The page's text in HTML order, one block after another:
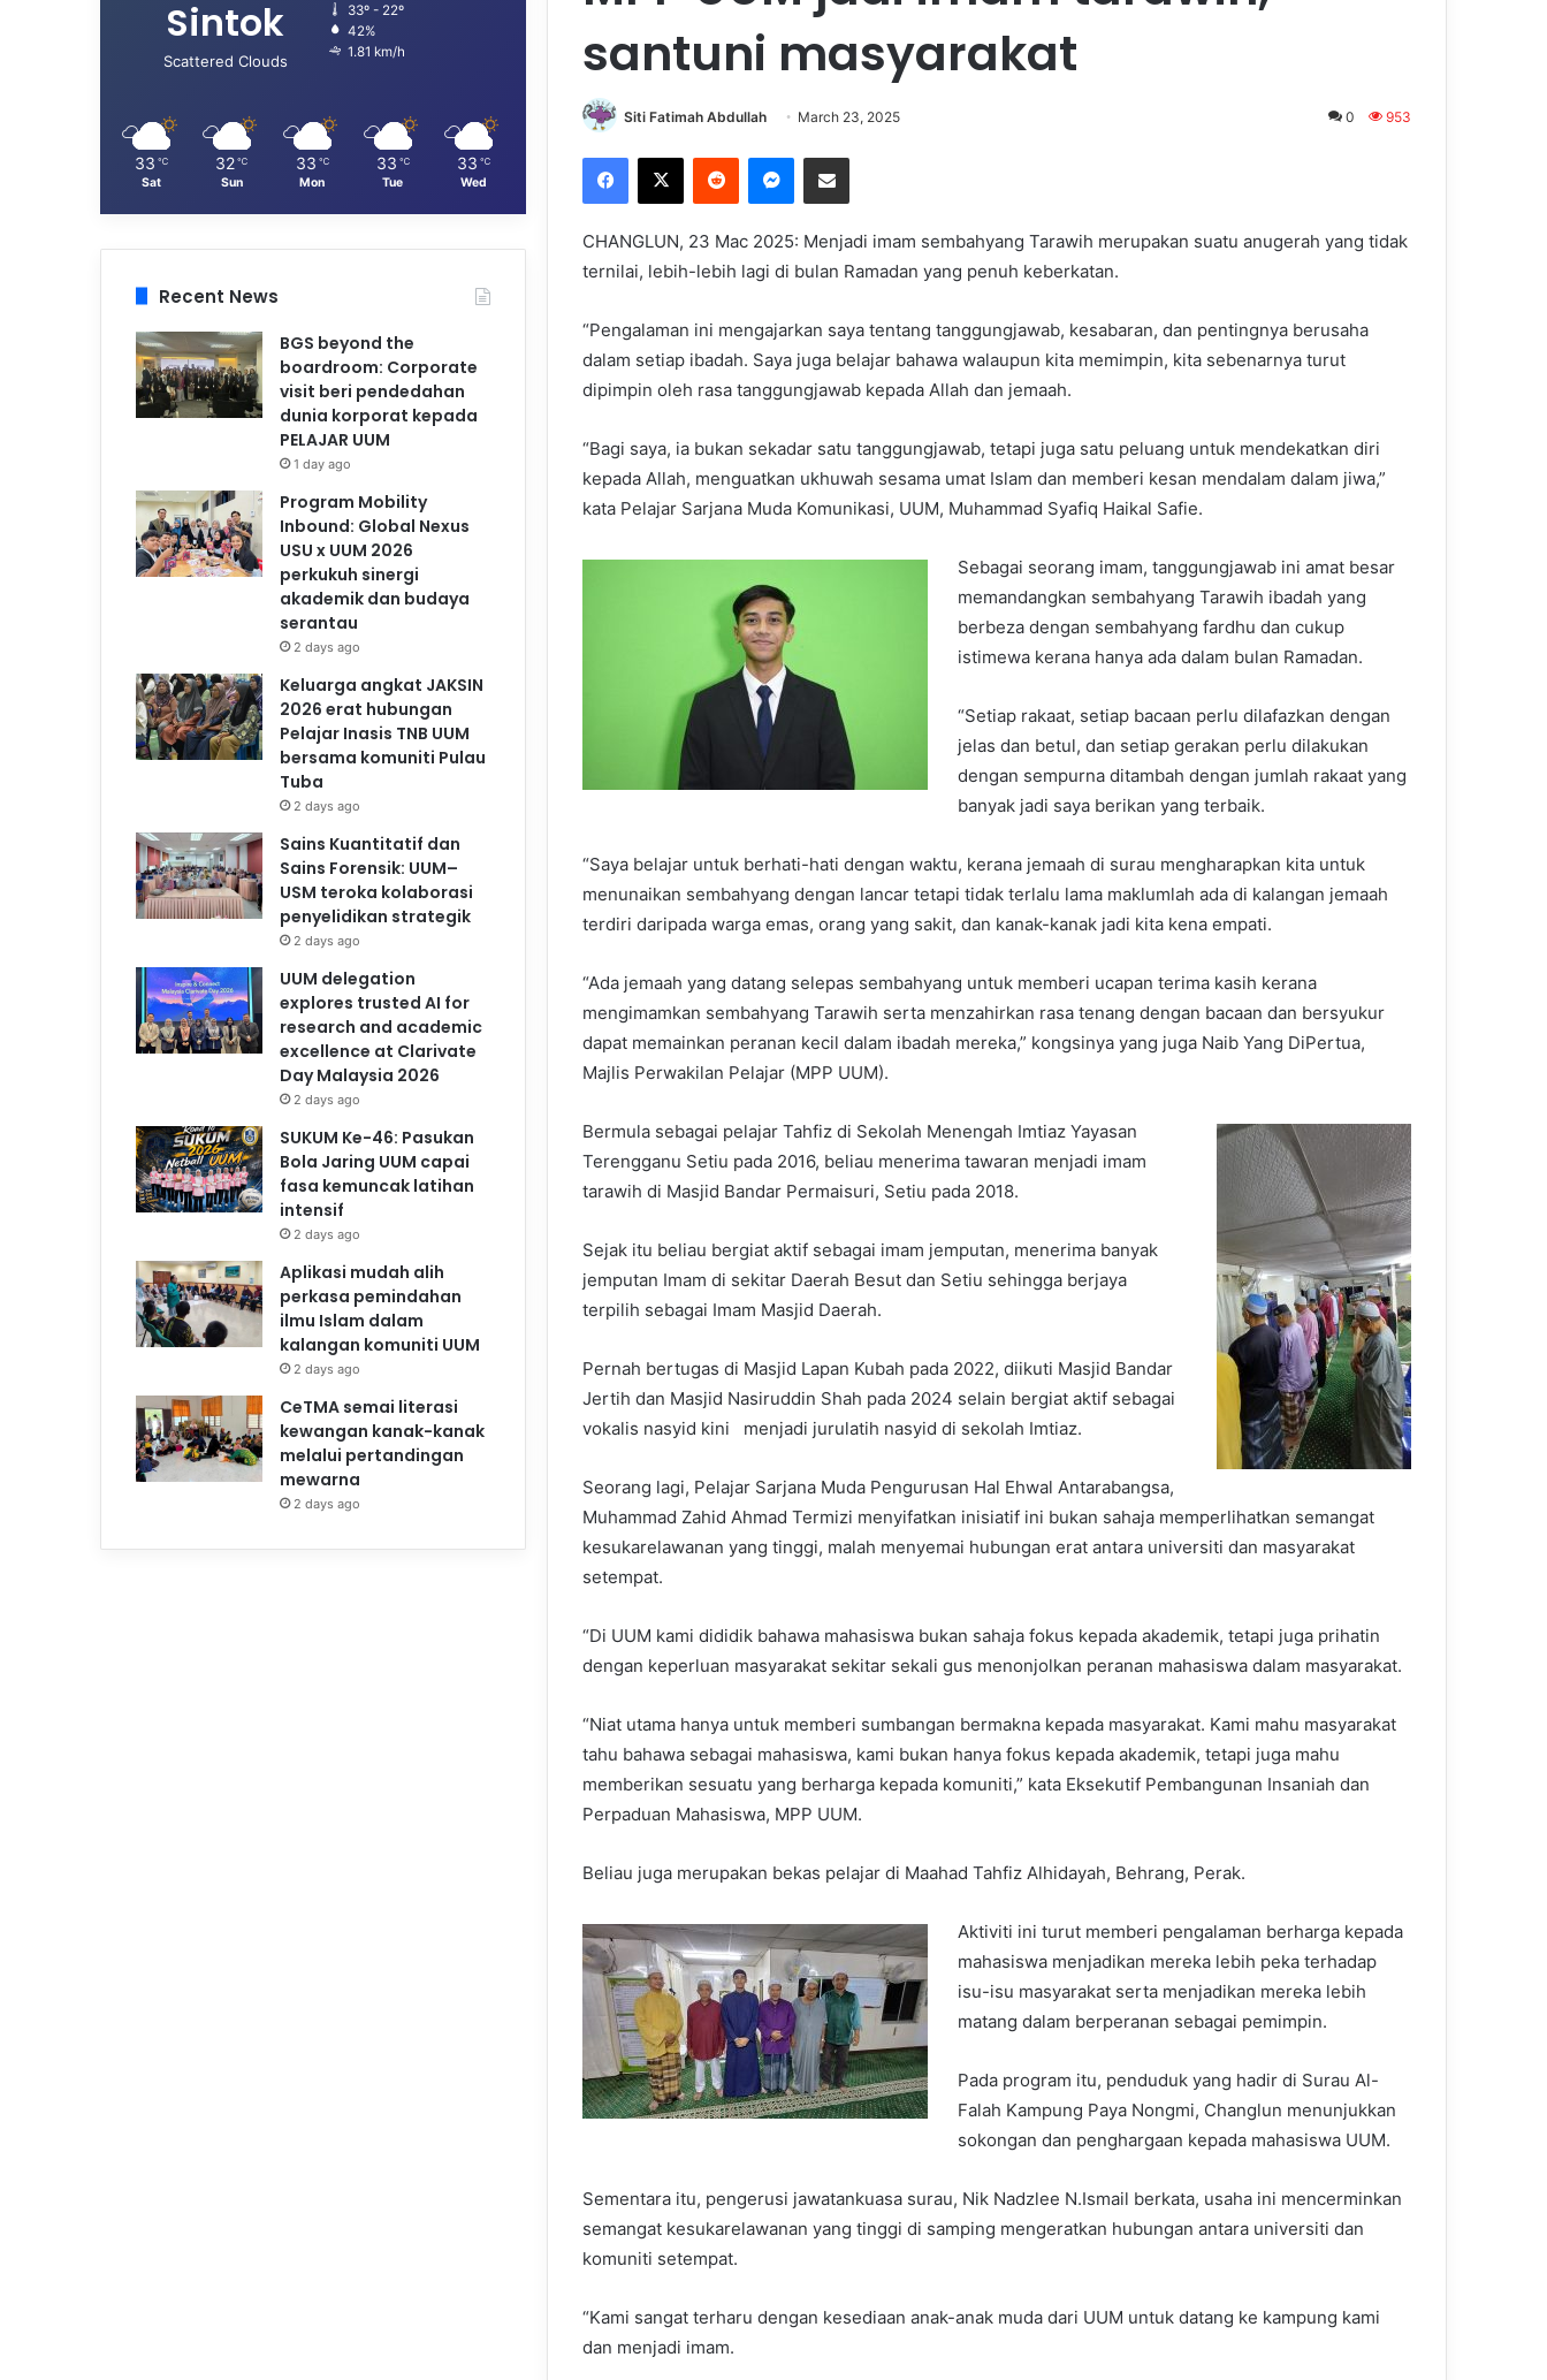
santuni masyarakat
Siti Fatimah Abdullah March 23, 2025 0 953
CHANGLUN, 23 Mac 2025: Menjadi imam sembahyang Tarawih merupakan suatu anugerah yang tidak
ternilai, lebih-lebih lagi di bulan Ramadan yang penuh keberkatan.
“Pengalaman ini mengajarkan saya tentang tanggungjawab, kesabaran, dan pentingnya berusaha
dalam setiap ibadah. Saya juga belajar bahawa walaupun kita memimpin, kita sebenarnya turut
dipimpin oleh rasa tanggungjawab kepada Allah dan jemaah.
“Bagi saya, ia bukan sekadar satu tanggungjawab, tetapi juga satu peluang untuk mendekatkan diri
kepada Allah, menguatkan ukhuwah sesama umat Islam dan memberi kesan mendalam dalam jiwa,”
kata Pelajar Sarjana Muda Komunikasi, UUM, Muhammad Syafiq Haikal Safie.
Sebagai seorang imam, tanggungjawab ini amat besar
memandangkan sembahyang Tarawih ibadah yang
berbeza dengan sembahyang fardhu dan cukup
istimewa kerana hanya ada dalam bulan Ramadan.
“Setiap rakaat, setiap bacaan perlu dilafazkan dengan
jelas dan betul, dan setiap gerakan perlu dilakukan
dengan sempurna ditambah dengan jumlah rakaat yang
banyak jadi saya berikan yang terbaik.
“Saya belajar untuk berhati-hati dengan waktu, kerana jemaah di surau mengharapkan kita untuk
menunaikan sembahyang dengan lancar tetapi tidak terlalu lama maklumlah ada di kalangan jemaah
terdiri daripada warga emas, orang yang sakit, dan kanak-kanak jadi kita kena empati.
“Ada jemaah yang datang selepas sembahyang untuk memberi ucapan terima kasih kerana
mengimamkan sembahyang Tarawih serta menzahirkan rasa tenang dengan bacaan dan bersyukur
dapat memainkan peranan kecil dalam ibadah mereka,” kongsinya yang juga Naib Yang DiPertua,
Majlis Perwakilan Pelajar (MPP UUM).
Bermula sebagai pelajar Tahfiz di Sekolah Menengah Imtiaz Yayasan
Terengganu Setiu pada 2016, beliau menerima tawaran menjadi imam
tarawih di Masjid Bandar Permaisuri, Setiu pada 2018.
Sejak itu beliau bergiat aktif sebagai imam jemputan, menerima banyak
jemputan Imam di sekitar Daerah Besut dan Setiu sehingga berjaya
terpilih sebagai Imam Masjid Daerah.
Pernah bertugas di Masjid Lapan Kubah pada 2022, diikuti Masjid Bandar
Jertih dan Masjid Nasiruddin Shah pada 2024 selain bergiat aktif sebagai
vokalis nasyid kini menjadi jurulatih nasyid di sekolah Imtiaz.
Seorang lagi, Pelajar Sarjana Muda Pengurusan Hal Ehwal Antarabangsa,
Muhammad Zahid Ahmad Termizi menyifatkan inisiatif ini bukan sahaja memperlihatkan semangat
kesukarelawanan yang tinggi, malah menyemai hubungan erat antara universiti dan masyarakat
setempat.
“Di UUM kami dididik bahawa mahasiswa bukan sahaja fokus kepada akademik, tetapi juga prihatin
dengan keperluan masyarakat sekitar sekali gus menonjolkan peranan mahasiswa dalam masyarakat.
“Niat utama hanya untuk memberi sumbangan bermakna kepada masyarakat. Kami mahu masyarakat
tahu bahawa sebagai mahasiswa, kami bukan hanya fokus kepada akademik, tetapi juga mahu
memberikan sesuatu yang berharga kepada komuniti,” kata Eksekutif Pembangunan Insaniah dan
Perpaduan Mahasiswa, MPP UUM.
Beliau juga merupakan bekas pelajar di Maahad Tahfiz Alhidayah, Behrang, Perak.
Aktiviti ini turut memberi pengalaman berharga kepada
mahasiswa menjadikan mereka lebih peka terhadap
isu-isu masyarakat serta menjadikan mereka lebih
matang dalam berperanan sebagai pemimpin.
Pada program itu, penduduk yang hadir di Surau Al-
Falah Kampung Paya Nongmi, Changlun menunjukkan
sokongan dan penghargaan kepada mahasiswa UUM.
Sementara itu, pengerusi jawatankuasa surau, Nik Nadzlee N.Ismail berkata, usaha ini mencerminkan
semangat kesukarelawanan yang tinggi di samping mengeratkan hubungan antara universiti dan
komuniti setempat.
“Kami sangat terharu dengan kesediaan anak-anak muda dari UUM untuk datang ke kampung kami
dan menjadi imam.
Sintok
Scattered Clouds
33º - 22º
42%
1.81 km/h
33 ℃
Sat
32 ℃
Sun
33 ℃
Mon
33 ℃
Tue
33 ℃
Wed
Recent News
BGS beyond the
boardroom: Corporate
visit beri pendedahan
dunia korporat kepada
PELAJAR UUM
1 day ago
Program Mobility
Inbound: Global Nexus
USU x UUM 2026
perkukuh sinergi
akademik dan budaya
serantau
2 days ago
Keluarga angkat JAKSIN
2026 erat hubungan
Pelajar Inasis TNB UUM
bersama komuniti Pulau
Tuba
2 days ago
Sains Kuantitatif dan
Sains Forensik: UUM–
USM teroka kolaborasi
penyelidikan strategik
2 days ago
UUM delegation
explores trusted AI for
research and academic
excellence at Clarivate
Day Malaysia 2026
2 days ago
SUKUM Ke-46: Pasukan
Bola Jaring UUM capai
fasa kemuncak latihan
intensif
2 days ago
Aplikasi mudah alih
perkasa pemindahan
ilmu Islam dalam
kalangan komuniti UUM
2 days ago
CeTMA semai literasi
kewangan kanak-kanak
melalui pertandingan
mewarna
2 days ago